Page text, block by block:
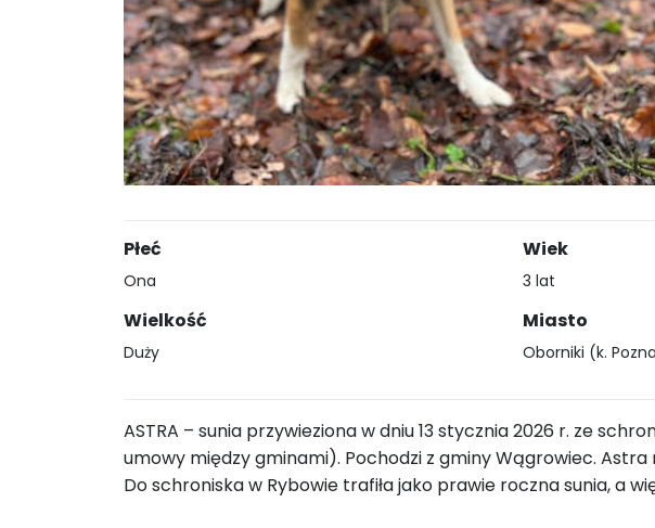
Płeć
Ona
Wielkość
Duży
Wiek
3 lat
Miasto
Oborniki (k.
ASTRA – sunia przywieziona w dniu 13 stycznia 2026 r. ze
umowy między gminami). Pochodzi z gminy Wągrowiec. Astra
Do schroniska w Rybowie trafiła jako prawie roczna sunia, a